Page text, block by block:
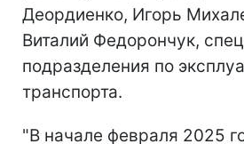
Деордиенко, Игорь
Виталий Федорончук,
подразделения по
транспорта.
"В начале февраля 2025